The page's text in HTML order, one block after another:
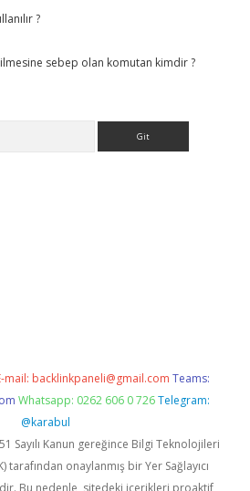
?
sebep olan komutan kimdir ?
mail: backlinkpaneli@gmail.com Teams:
Whatsapp: 0262 606 0 726 Telegram:
@karabul
Sayılı Kanun gereğince Bilgi Teknolojileri
tarafından onaylanmış bir Yer Sağlayıcı
Bu nedenle, sitedeki içerikleri proaktif